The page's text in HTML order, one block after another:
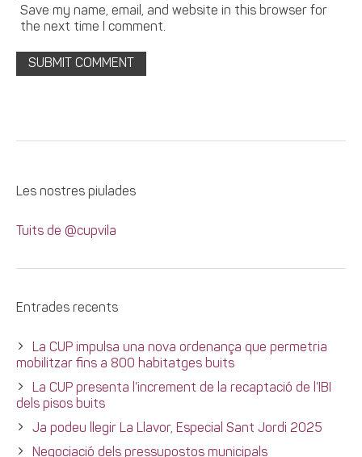
Save my name, email, and website in this browser for
the next time I comment.
Les nostres piulades
Tuits de @cupvila
Entrades recents
La CUP impulsa una nova ordenança que permetria
mobilitzar fins a 800 habitatges buits
La CUP presenta l’increment de la recaptació de l’IBI
dels pisos buits
Ja podeu llegir La Llavor, Especial Sant Jordi 2025
Negociació dels pressupostos municipals